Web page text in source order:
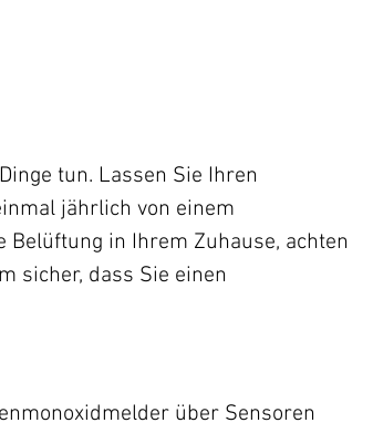
tun. Lassen Sie Ihren
jährlich von einem
in Ihrem Zuhause, achten
sicher, dass Sie einen
über Sensoren